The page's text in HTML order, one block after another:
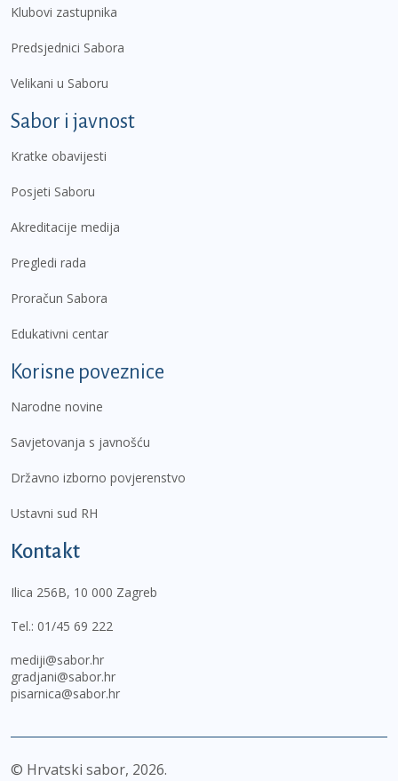
Klubovi zastupnika
Predsjednici Sabora
Velikani u Saboru
Sabor i javnost
Kratke obavijesti
Posjeti Saboru
Akreditacije medija
Pregledi rada
Proračun Sabora
Edukativni centar
Korisne poveznice
Narodne novine
Savjetovanja s javnošću
Državno izborno povjerenstvo
Ustavni sud RH
Kontakt
Ilica 256B, 10 000 Zagreb
Tel.: 01/45 69 222
mediji@sabor.hr
gradjani@sabor.hr
pisarnica@sabor.hr
© Hrvatski sabor, 2026